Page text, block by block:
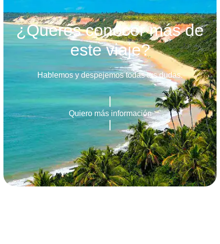
¿Querés conocer más de
este viaje?
Hablemos y despejemos todas tus dudas.
Quiero más información